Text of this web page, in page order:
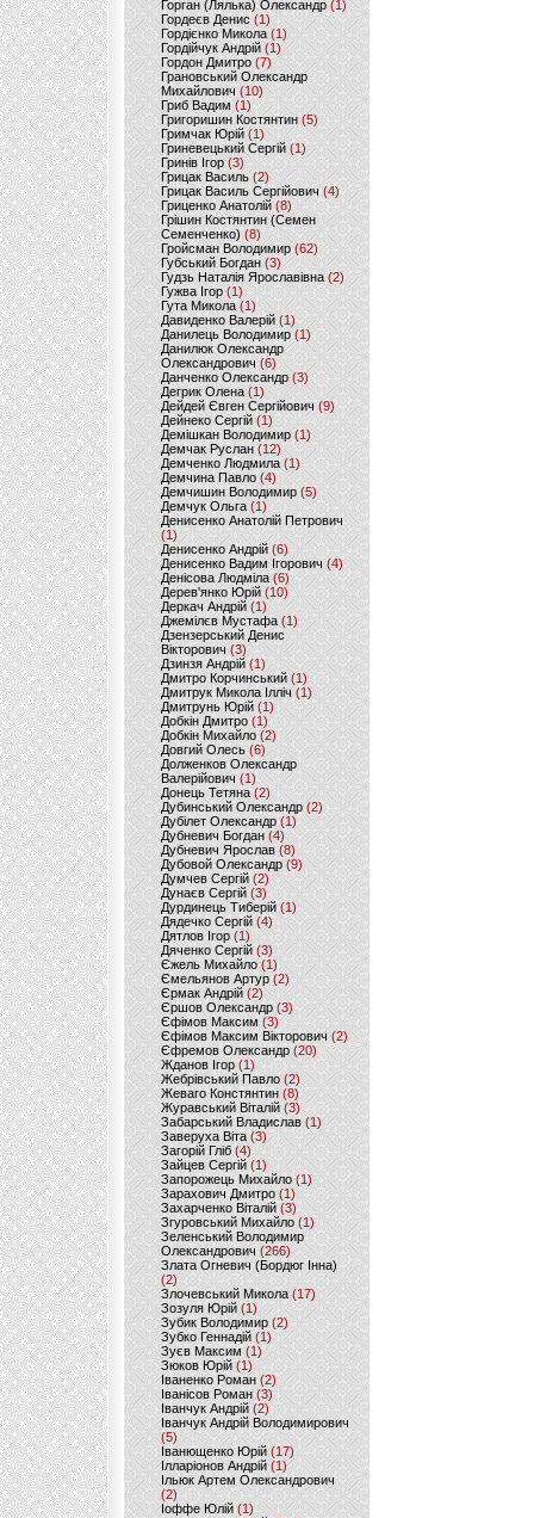
Горган (Лялька) Олександр(1)
Гордеєв Денис (1)
Гордієнко Микола (1)
Гордійчук Андрій (1)
Гордон Дмитро (7)
Грановський Олександр
Михайлович (10)
Гриб Вадим (1)
Григоришин Костянтин (5)
Гримчак Юрій(1)
Гриневецький Сергій(1)
Гринів Ігор (3)
Грицак Василь (2)
Грицак Василь Сергійович (4)
Гриценко Анатолій (8)
Грішин Костянтин (Семен
Семенченко)(8)
Гройсман Володимир(62)
Губський Богдан (3)
Гудзь Наталія Ярославівна(2)
Гужва Ігор (1)
Гута Микола (1)
Давиденко Валерій (1)
Данилець Володимир(1)
Данилюк Олександр
Олександрович (6)
Данченко Олександр (3)
Дегрик Олена(1)
Дейдей Євген Сергійович(9)
Дейнеко Сергій (1)
Демішкан Володимир(1)
Демчак Руслан (12)
Демченко Людмила (1)
Демчина Павло (4)
Демчишин Володимир (5)
Демчук Ольга(1)
Денисенко Анатолій Петрович
(1)
Денисенко Андрій (6)
Денисенко Вадим Ігорович (4)
Денісова Людміла(6)
Дерев'янко Юрій(10)
Деркач Андрій(1)
Джемілєв Мустафа (1)
Дзензерський Денис
Вікторович (3)
Дзинзя Андрій (1)
Дмитро Корчинський (1)
Дмитрук Микола Ілліч (1)
Дмитрунь Юрій (1)
Добкін Дмитро(1)
Добкін Михайло (2)
Довгий Олесь (6)
Долженков Олександр
Валерійович (1)
Донець Тетяна (2)
Дубинський Олександр(2)
Дубілет Олександр (1)
Дубневич Богдан (4)
Дубневич Ярослав (8)
Дубовой Олександр(9)
Думчев Сергій (2)
Дунаєв Сергій(3)
Дурдинець Тиберій (1)
Дядечко Сергій (4)
Дятлов Ігор (1)
Дяченко Сергій (3)
Єжель Михайло (1)
Ємельянов Артур (2)
Єрмак Андрій (2)
Єршов Олександр (3)
Єфімов Максим (3)
Єфімов Максим Вікторович (2)
Єфремов Олександр (20)
Жданов Ігор (1)
Жебрівський Павло (2)
Жеваго Констянтин (8)
Журавський Віталій (3)
Забарський Владислав (1)
Заверуха Віта (3)
Загорій Гліб (4)
Зайцев Сергій(1)
Запорожець Михайло (1)
Зарахович Дмитро (1)
Захарченко Віталій (3)
Згуровський Михайло (1)
Зеленський Володимир
Олександрович (266)
Злата Огневич (Бордюг Інна)
(2)
Злочевський Микола(17)
Зозуля Юрій (1)
Зубик Володимир (2)
Зубко Геннадій (1)
Зуєв Максим(1)
Зюков Юрій (1)
Іваненко Роман (2)
Іванісов Роман (3)
Іванчук Андрій(2)
Іванчук Андрій Володимирович
(5)
Іванющенко Юрій (17)
Ілларіонов Андрій (1)
Ільюк Артем Олександрович
(2)
Іоффе Юлій (1)